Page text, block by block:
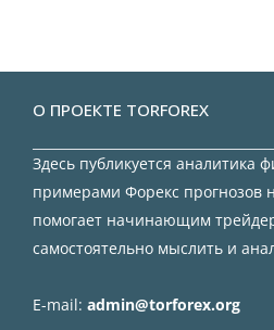
О ПРОЕКТЕ TORFOREX
Здесь публикуется аналитика
примерами Форекс прогнозов
помогает начинающим
самостоятельно мыслить и
E-mail: admin@torforex.org